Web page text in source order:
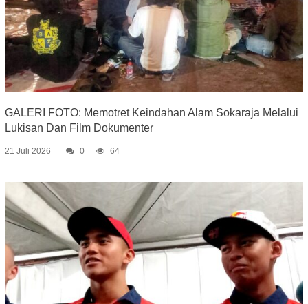
GALERI FOTO: Memotret Keindahan Alam Sokaraja Melalui
Lukisan Dan Film Dokumenter
21 Juli 2026 0 64